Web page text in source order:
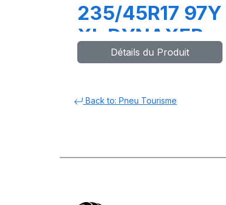
235/45R17 97Y
XL DYNAXER
UHPDétails du Produit
Back to: Pneu Tourisme